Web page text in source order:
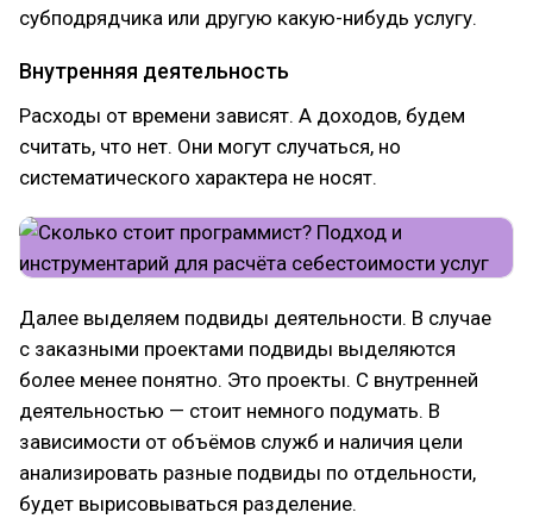
субподрядчика или другую какую-нибудь услугу.
Внутренняя деятельность
Расходы от времени зависят. А доходов, будем
считать, что нет. Они могут случаться, но
систематического характера не носят.
Далее выделяем подвиды деятельности. В случае
с заказными проектами подвиды выделяются
более менее понятно. Это проекты. С внутренней
деятельностью — стоит немного подумать. В
зависимости от объёмов служб и наличия цели
анализировать разные подвиды по отдельности,
будет вырисовываться разделение.